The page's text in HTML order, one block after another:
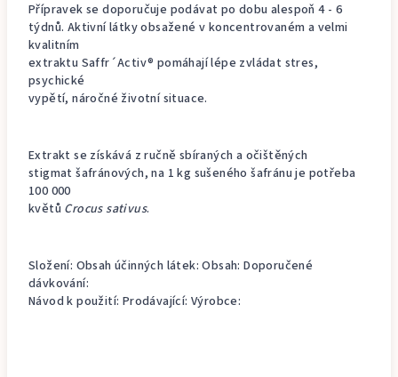
Přípravek se doporučuje podávat po dobu alespoň 4 - 6
týdnů. Aktivní látky obsažené v koncentrovaném a velmi
kvalitním
extraktu Saffr´Activ® pomáhají lépe zvládat stres,
psychické
vypětí, náročné životní situace.
Extrakt se získává z ručně sbíraných a očištěných
stigmat šafránových, na 1 kg sušeného šafránu je potřeba
100 000
květů Crocus sativus.
Složení: Obsah účinných látek: Obsah: Doporučené
dávkování:
Návod k použití: Prodávající: Výrobce: